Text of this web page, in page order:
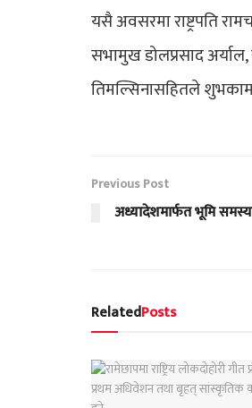
यसै अवसरमा राष्ट्रपति
सभामुख डोलप्रसाद अर्याल,
तिमल्सिनासहितले
Previous Post
अध्यादेशमार्फत भूमि
RelatedPosts